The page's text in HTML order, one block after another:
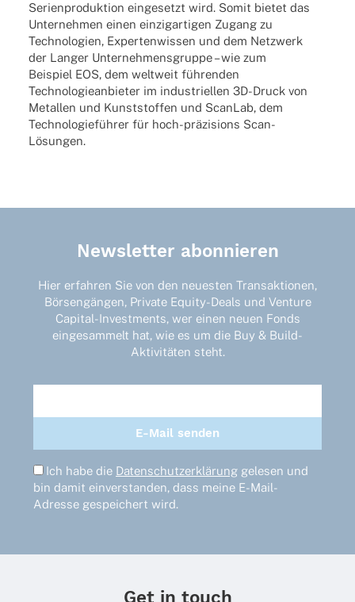
Seri­en­pro­duk­tion einge­setzt wird. Somit bietet das
Unter­neh­men einen einzig­ar­ti­gen Zugang zu
Tech­no­lo­gien, Exper­ten­wis­sen und dem Netz­werk
der Langer Unter­neh­mens­gruppe – wie zum
Beispiel EOS, dem welt­weit führen­den
Tech­no­lo­gie­an­bie­ter im indus­tri­el­len 3D-Druck von
Metal­len und Kunst­stof­fen und Scan­Lab, dem
Tech­no­lo­gie­füh­rer für hoch-präzi­­si­ons Scan-
Lösungen.
Newsletter abonnieren
Hier erfahren Sie von den neuesten Transaktionen,
Börsengängen, Private Equity-Deals und Venture
Capital-Investments, wer einen neuen Fonds
eingesammelt hat, wie es um die Buy & Build-
Aktivitäten steht.
Ich habe die Datenschutzerklärung gelesen und
bin damit einverstanden, dass meine E-Mail-
Adresse gespeichert wird.
Get in touch